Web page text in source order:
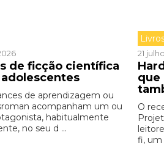
de ficção científica
de aprendizagem ou
acompanham um ou
habitualmente
no seu d ...
21
que
O
fi, um